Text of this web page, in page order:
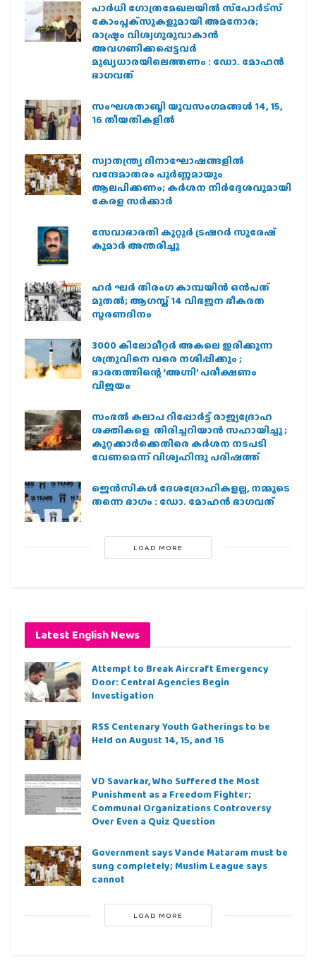
പാര്‍ധി ഗോത്രമേഖലയില്‍ സ്‌പോര്‍ട്‌സ്
കോംപ്ലക്‌സുകളുമായി അമനോര;
രാഷ്ട്രം വിശ്വഗുരുവാകാന്‍
അവഗണിക്കപ്പെട്ടവര്‍
മുഖ്യധാരയിലെത്തണം : ഡോ. മോഹന്‍
ഭാഗവത്
സംഘശതാബ്ദി യുവസംഗമങ്ങള്‍ 14, 15,
16 തീയതികളില്‍
സ്വാതന്ത്ര്യ ദിനാഘോഷങ്ങളിൽ
വന്ദേമാതരം പൂർണ്ണമായും
ആലപിക്കണം; കർശന നിർദ്ദേശവുമായി
കേരള സർക്കാർ
സേവാഭാരതി കുറ്റൂർ ട്രഷറർ സുരേഷ്
കുമാർ അന്തരിച്ചു
ഹര്‍ ഘര്‍ തിരംഗ കാമ്പയിന്‍ ഒന്‍പത്
മുതല്‍; ആഗസ്ത് 14 വിഭജന ഭീകരത
സ്മരണദിനം
3000 കിലോമീറ്റർ അകലെ ഇരിക്കുന്ന
ശത്രുവിനെ വരെ നശിപ്പിക്കും ;
ഭാരതത്തിന്റെ ‘അഗ്നി’ പരീക്ഷണം
വിജയം
സംഭൽ കലാപ റിപ്പോർട്ട് രാജ്യദ്രോഹ
ശക്തികളെ തിരിച്ചറിയാൻ സഹായിച്ചു ;
കുറ്റക്കാർക്കെതിരെ കർശന നടപടി
വേണമെന്ന് വിശ്വഹിന്ദു പരിഷത്ത്
ജെന്‍സികള്‍ ദേശദ്രോഹികളല്ല, നമ്മുടെ
തന്നെ ഭാഗം : ഡോ. മോഹന്‍ ഭാഗവത്
LOAD MORE
Latest English News
Attempt to Break Aircraft Emergency
Door: Central Agencies Begin
Investigation
RSS Centenary Youth Gatherings to be
Held on August 14, 15, and 16
VD Savarkar, Who Suffered the Most
Punishment as a Freedom Fighter;
Communal Organizations Controversy
Over Even a Quiz Question
Government says Vande Mataram must be
sung completely; Muslim League says
cannot
LOAD MORE